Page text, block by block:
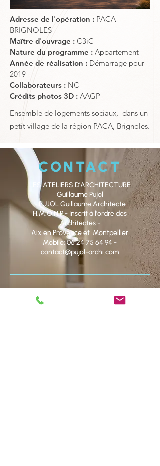
Adresse de l'opération : PACA -
BRIGNOLES
Maître d'ouvrage : C3iC
Nature du programme : Appartement
Année de réalisation : Démarrage pour
2019
Collaborateurs : NC
Crédits photos 3D : AAGP
Ensemble de logements sociaux, dans un
petit village de la région PACA, Brignoles.
CONTACT
LES ATELIERS D’ARCHITECTURE
Guillaume Pujol
- PUJOL Guillaume Architecte
H.M.O.N.P - Inscrit à l'ordre des
Architectes -
Aix en Provence et Montpellier
Mobile:06 24 75 64 94 -
contact@pujol-archi.com